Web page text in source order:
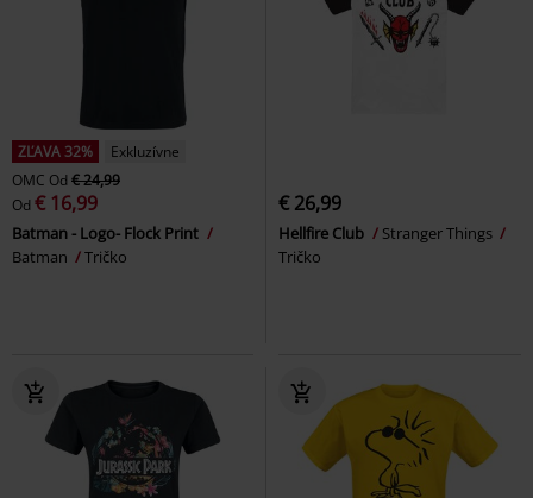
ZĽAVA 32%
Exkluzívne
OMC Od € 24,99
Od € 16,99
Batman - Logo- Flock Print
Batman
Tričko
€ 26,99
Hellfire Club
Stranger Things
Tričko